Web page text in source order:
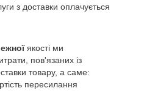
з доставки оплачується
якості ми
пов'язаних із
товару, а саме:
пересилання